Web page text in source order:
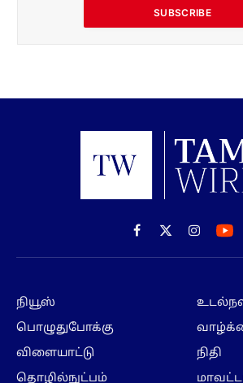
SUBSCRIBE
Facebook
X
(Twitter)
Instagram
நியூஸ்
பொழுதுபோக்கு
விளையாட்டு
தொழில்நுட்பம்
நிதி